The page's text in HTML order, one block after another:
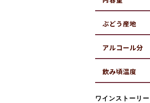
ぶどう産地
アルコール分
飲み頃温度
ワインストーリー